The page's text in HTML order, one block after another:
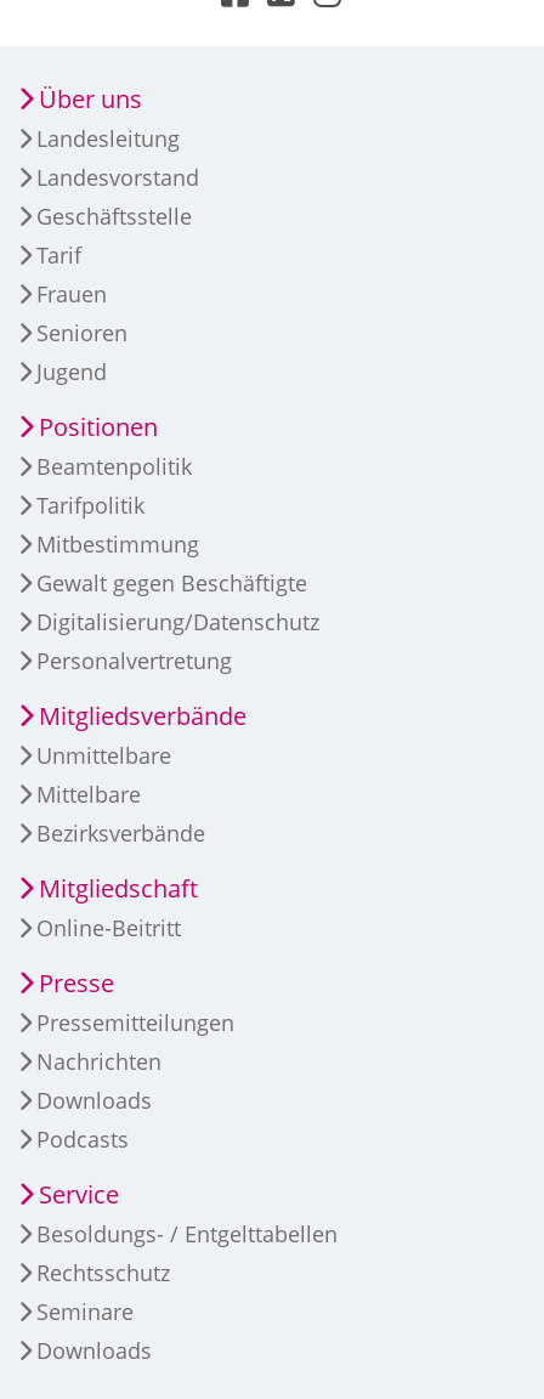
Über uns
Landesleitung
Landesvorstand
Geschäftsstelle
Tarif
Frauen
Senioren
Jugend
Positionen
Beamtenpolitik
Tarifpolitik
Mitbestimmung
Gewalt gegen Beschäftigte
Digitalisierung/Datenschutz
Personalvertretung
Mitgliedsverbände
Unmittelbare
Mittelbare
Bezirksverbände
Mitgliedschaft
Online-Beitritt
Presse
Pressemitteilungen
Nachrichten
Downloads
Podcasts
Service
Besoldungs- / Entgelttabellen
Rechtsschutz
Seminare
Downloads